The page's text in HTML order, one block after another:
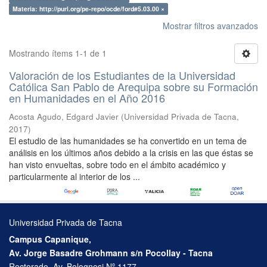
Materia: http://purl.org/pe-repo/ocde/ford#5.03.00 ×
Mostrar filtros avanzados
Mostrando ítems 1-1 de 1
Valoración de los Estudiantes de la Universidad
Católica San Pablo de Arequipa sobre su Formación
en Humanidades en el Año 2016
Acosta Agudo, Edgard Javier (Universidad Privada de Tacna,
2017)
El estudio de las humanidades se ha convertido en un tema de
análisis en los últimos años debido a la crisis en las que éstas se
han visto envueltas, sobre todo en el ámbito académico y
particularmente al interior de los ...
Universidad Privada de Tacna
Campus Capanique,
Av. Jorge Basadre Grohmann s/n Pocollay - Tacna